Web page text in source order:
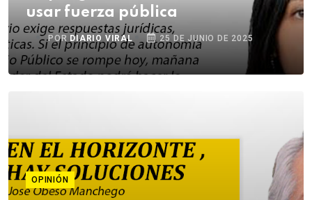
usar fuerza pública
POR DIARIO VIRAL 25 DE JUNIO DE 2025
OPINIÓN